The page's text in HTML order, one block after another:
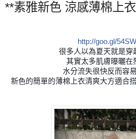
**素雅新色 涼感薄棉上
http://goo.gl/
很多人以為夏天就是穿
其實太多肌膚曝曬在
水分流失很快反而容
新色的簡單的薄棉上衣清爽大方適合